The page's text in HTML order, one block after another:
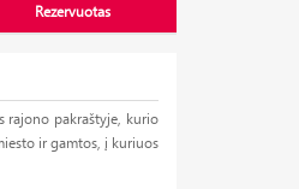
su visuomeninio
susisiekimas, bet ir
Rezervuotas
rajono pakraštyje, kurio
ir gamtos, į kuriuos